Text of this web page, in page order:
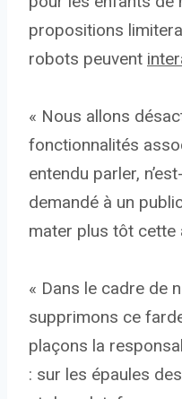
propositions
robots peuvent
« Nous allons
fonctionnalités
entendu parler,
demandé à un
mater plus tôt cette
« Dans le cadre de
supprimons ce
plaçons la
: sur les épaules